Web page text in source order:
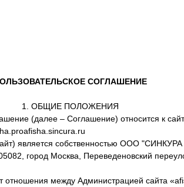
СОГЛАШЕНИЕ
1. ОБЩИЕ ПОЛОЖЕНИЯ
(далее – Соглашение) относится к
является собственностью OOO
город Москва, Переведеновский
отношения между Администрацией сайта